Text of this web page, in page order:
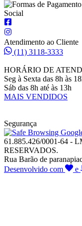
Social
Atendimento ao Cliente
(11) 3118-3333
HORÁRIO DE
Seg à Sexta das 8h às
Sáb das 8h até às 13h
MAIS VENDIDOS
Segurança
61.885.426/0001-64 -
RESERVADOS.
Rua Barão de
Desenvolvido com
e